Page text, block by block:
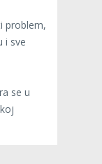
problem,
i sve
se u